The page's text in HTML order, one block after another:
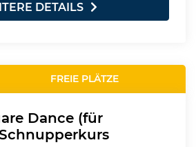
DETAILS
FREIE PLÄTZE
Dance (für